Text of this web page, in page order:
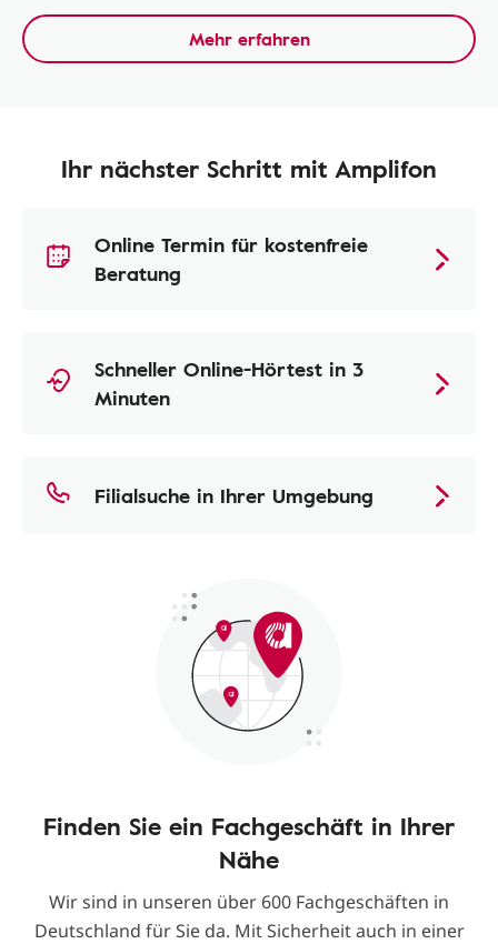
Mehr erfahren
Ihr nächster Schritt mit Amplifon
Online Termin für kostenfreie
Beratung
Schneller Online-Hörtest in 3
Minuten
Filialsuche in Ihrer Umgebung
Finden Sie ein Fachgeschäft in Ihrer
Nähe
Wir sind in unseren über 600 Fachgeschäften in
Deutschland für Sie da. Mit Sicherheit auch in einer